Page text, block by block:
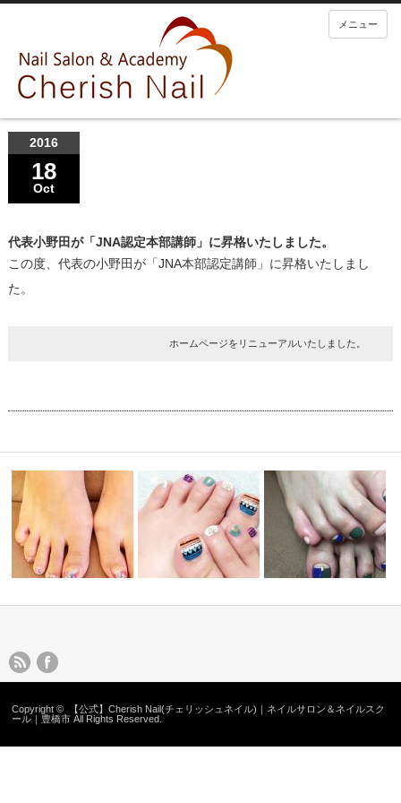
メニュー
2016
18
Oct
代表小野田が「JNA認定本部講師」に昇格いたしました。
この度、代表の小野田が「JNA本部認定講師」に昇格いたしまし
た。
ホームページをリニューアルいたしました。
ネイルデザイン10
Copyright ©
【公式】Cherish Nail(チェリッシュネイル)｜ネイルサロン＆ネイルスク
ール｜豊橋市 All Rights Reserved.